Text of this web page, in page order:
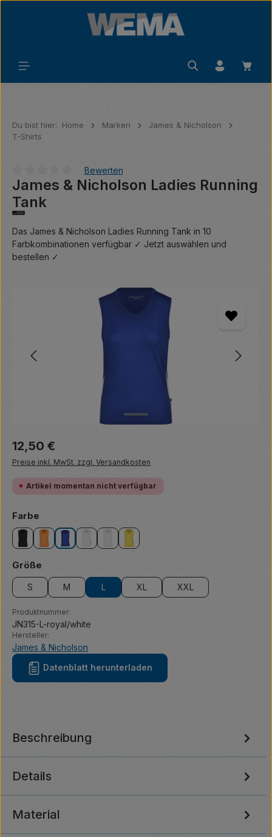
Zum Hauptinhalt springen
Du bist hier: Home Marken
James & Nicholson
T-Shirts
Durchschnittliche Bewertung von 0 von 5 Sternen
Bewerten
James & Nicholson Ladies Running
Tank
Das James & Nicholson Ladies Running Tank in 10
Farbkombinationen verfügbar ✓ Jetzt auswählen und
bestellen ✓
Bildergalerie überspringen
Regulärer Preis:
12,50 €
Preise inkl. MwSt. zzgl. Versandkosten
Artikel momentan nicht verfügbar
Farbe
black/redorange/black
royal/whitewhite/black
white/white
yellow/black
Größe
S M L XL XXL
Produktnummer:
JN315-L-royal/white
Hersteller:
James & Nicholson
Datenblatt herunterladen
Beschreibung
Details
Material